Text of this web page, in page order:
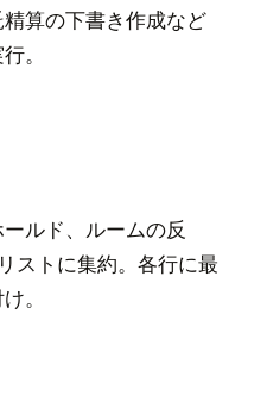
算の下書き作成など
。
ルド、ルームの反
ストに集約。各行に最
。